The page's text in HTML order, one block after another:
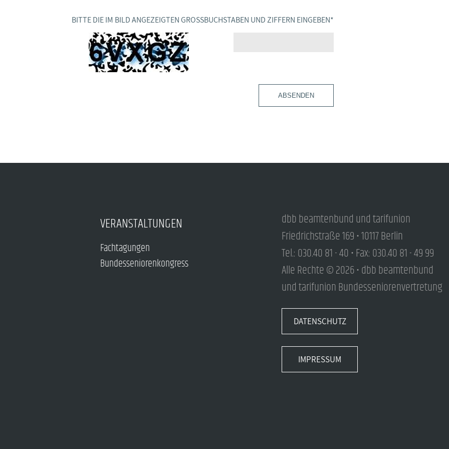
BITTE DIE IM BILD ANGEZEIGTEN GROSSBUCHSTABEN UND ZIFFERN EINGEBEN *
ABSENDEN
VERANSTALTUNGEN
Fachtagungen
Bundesseniorenkongress
dbb beamtenbund und tarifunion
Friedrichstraße 169 • 10117 Berlin
Tel.: 030.40 81 - 40 • Fax: 030.40 81 - 49 99
Alle Rechte © 2026 • dbb beamtenbund
und tarifunion Bundesseniorenvertretung
DATENSCHUTZ
IMPRESSUM